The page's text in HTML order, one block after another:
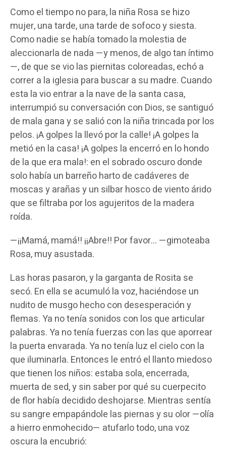
Como el tiempo no para, la niña Rosa se hizo
mujer, una tarde, una tarde de sofoco y siesta.
Como nadie se había tomado la molestia de
aleccionarla de nada —y menos, de algo tan íntimo
—, de que se vio las piernitas coloreadas, echó a
correr a la iglesia para buscar a su madre. Cuando
esta la vio entrar a la nave de la santa casa,
interrumpió su conversación con Dios, se santiguó
de mala gana y se salió con la niña trincada por los
pelos. ¡A golpes la llevó por la calle! ¡A golpes la
metió en la casa! ¡A golpes la encerró en lo hondo
de la que era mala!: en el sobrado oscuro donde
solo había un barreño harto de cadáveres de
moscas y arañas y un silbar hosco de viento árido
que se filtraba por los agujeritos de la madera
roída.
—¡¡Mamá, mamá!! ¡¡Abre!! Por favor… —gimoteaba
Rosa, muy asustada.
Las horas pasaron, y la garganta de Rosita se
secó. En ella se acumuló la voz, haciéndose un
nudito de musgo hecho con desesperación y
flemas. Ya no tenía sonidos con los que articular
palabras. Ya no tenía fuerzas con las que aporrear
la puerta envarada. Ya no tenía luz el cielo con la
que iluminarla. Entonces le entró el llanto miedoso
que tienen los niños: estaba sola, encerrada,
muerta de sed, y sin saber por qué su cuerpecito
de flor había decidido deshojarse. Mientras sentía
su sangre empapándole las piernas y su olor —olía
a hierro enmohecido— atufarlo todo, una voz
oscura la encubrió: